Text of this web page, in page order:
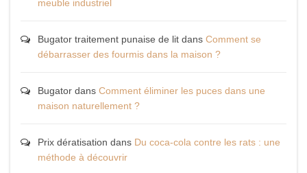
meuble industriel
Bugator traitement punaise de lit dans Comment se
débarrasser des fourmis dans la maison ?
Bugator dans Comment éliminer les puces dans une
maison naturellement ?
Prix dératisation dans Du coca-cola contre les rats : une
méthode à découvrir